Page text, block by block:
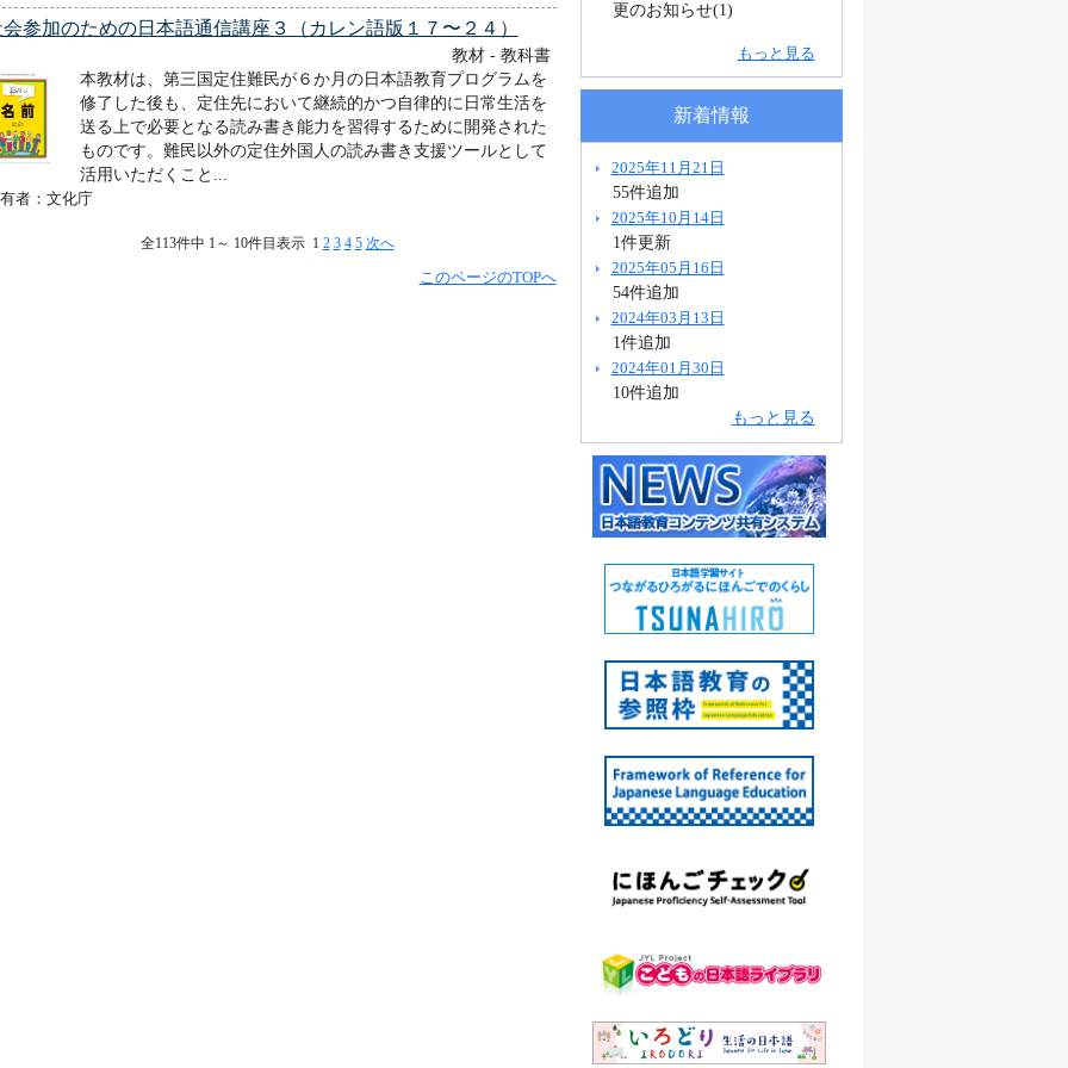
参加のための日本語通信講座３（カレン語版１７〜２４）
教材 - 教科書
本教材は、第三国定住難民が６か月の日本語教育プログラムを
修了した後も、定住先において継続的かつ自律的に日常生活を
送る上で必要となる読み書き能力を習得するために開発された
ものです。難民以外の定住外国人の読み書き支援ツールとして
活用いただくこと...
者：文化庁
全113件中 1～ 10件目表示 1 2 3 4 5 次へ
このページのTOPへ
更のお知らせ(1)
もっと見る
新着情報
2025年11月21日
55件追加
2025年10月14日
1件更新
2025年05月16日
54件追加
2024年03月13日
1件追加
2024年01月30日
10件追加
もっと見る